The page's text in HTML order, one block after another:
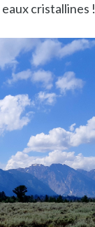
cristallines !